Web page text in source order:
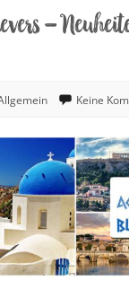
–
Keine